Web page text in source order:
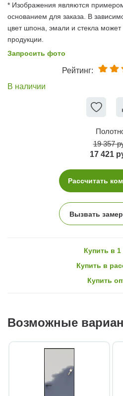
* Изображения являются
основанием для заказа. В
цвет шпона, эмали и стекла может
продукции.
Запросить фото
Рейтинг:
В наличии
19 357
17 421
Рассчитать
Вызвать
Купить в 1
Купить в
Купить
Возможные